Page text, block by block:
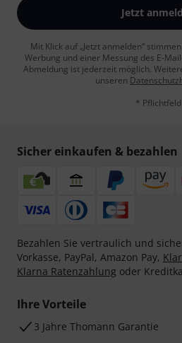
Jetzt
Mit Klick auf „Jetzt anmelden“
Werbung und einer Messung des E-
Abmeldung ist jederzeit möglich.
unseren
* Pflichtfeld
Sicher einkaufen & bezahlen
Bezahlen Sie vertraulich und
Vorkasse, PayPal, Amazon Pay,
Klarna Ratenzahlung oder
Ihre Vorteile
3 Jahre Thomann Garantie